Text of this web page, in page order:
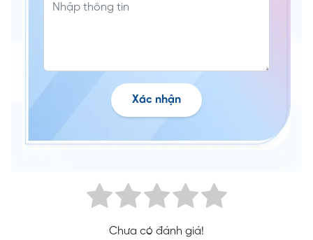
Xác nhận
Chưa có đánh giá!